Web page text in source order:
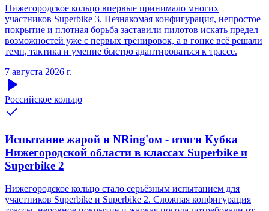
Нижегородское кольцо впервые принимало многих
участников Superbike 3. Незнакомая конфигурация, непростое
покрытие и плотная борьба заставили пилотов искать предел
возможностей уже с первых тренировок, а в гонке всё решали
темп, тактика и умение быстро адаптироваться к трассе.
7 августа 2026 г.
Российское кольцо
Испытание жарой и NRing'ом - итоги Кубка
Нижегородской области в классах Superbike и
Superbike 2
Нижегородское кольцо стало серьёзным испытанием для
участников Superbike и Superbike 2. Сложная конфигурация